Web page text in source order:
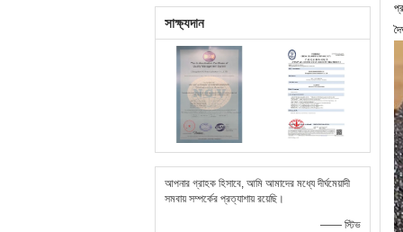
সাক্ষ্যদান
আপনার গ্রাহক হিসাবে, আমি আমাদের মধ্যে দীর্ঘমেয়াদী
সমবায় সম্পর্কের প্রত্যাশায় রয়েছি।
—— স্টিভ